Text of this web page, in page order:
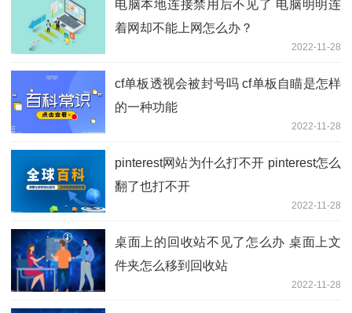
电脑本地连接禁用后不见了 电脑明明连
着网却不能上网怎么办？
2022-11-28
cf单板透视会被封号吗 cf单板自瞄是怎样
的一种功能
2022-11-28
pinterest网站为什么打不开 pinterest怎么
翻了也打不开
2022-11-28
桌面上的回收站不见了怎么办 桌面上文
件夹怎么移到回收站
2022-11-28